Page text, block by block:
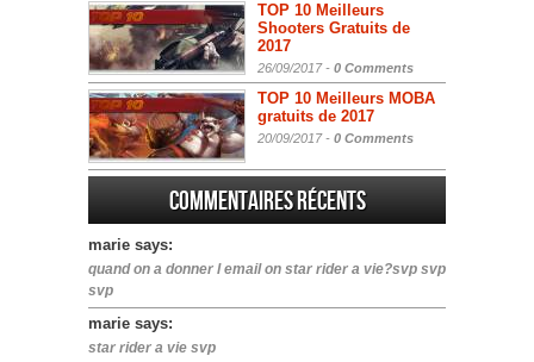
TOP 10 Meilleurs
Shooters Gratuits de
2017
26/09/2017 - 0 Comments
TOP 10 Meilleurs MOBA
gratuits de 2017
20/09/2017 - 0 Comments
Commentaires récents
marie says:
quand on a donner l email on star rider a vie?svp svp
svp
marie says:
star rider a vie svp